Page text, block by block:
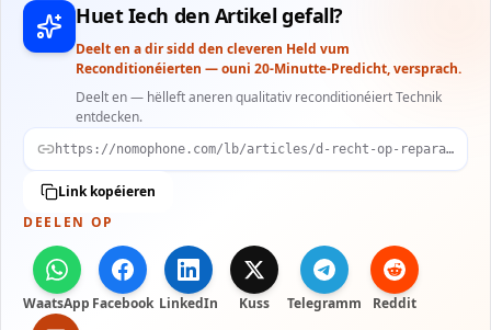
Huet Iech den Artikel gefall?
Deelt en a dir sidd den cleveren Held vum
Reconditionéierten — ouni 20-Minutte-Predicht, versprach.
Deelt en — hëlleft aneren qualitativ reconditionéiert Technik
entdecken.
https://nomophone.com/lb/articles/d-recht-op-reparatur-wei-nei-eu-gesetzer-d-elektronikwelt-zu-letzebuerg-revolutioneieren
Link kopéieren
DEELEN OP
WaatsApp Facebook LinkedIn Kuss Telegramm Reddit